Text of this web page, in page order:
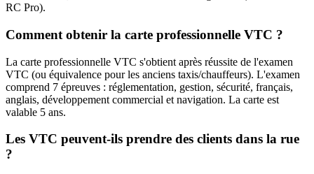
RC Pro).
Comment obtenir la carte professionnelle VTC ?
La carte professionnelle VTC s'obtient après réussite de l'examen
VTC (ou équivalence pour les anciens taxis/chauffeurs). L'examen
comprend 7 épreuves : réglementation, gestion, sécurité, français,
anglais, développement commercial et navigation. La carte est
valable 5 ans.
Les VTC peuvent-ils prendre des clients dans la rue
?